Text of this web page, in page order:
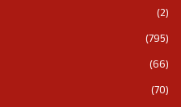
(2)
(795)
(66)
(70)